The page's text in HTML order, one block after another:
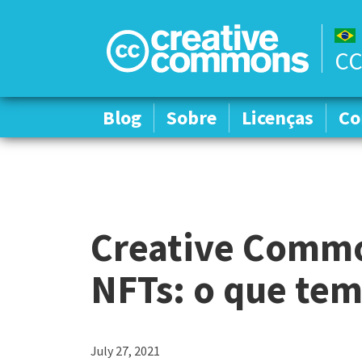
Blog Sobre Licenças
Blog Sobre Licenças
Creative
NFTs: o que
July 27, 2021